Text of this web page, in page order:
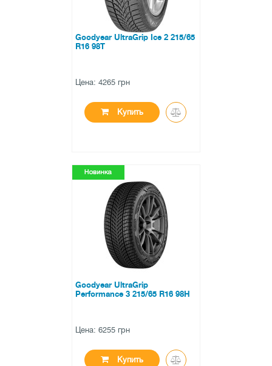
Goodyear UltraGrip Ice 2 215/65
R16 98T
Цена: 4265 грн
Купить
●есть в наличии
0 отзывов
Goodyear UltraGrip
Performance 3 215/65 R16 98H
Цена: 6255 грн
Купить